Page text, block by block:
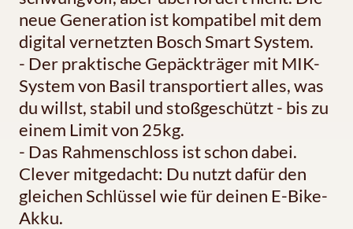
neue Generation ist kompatibel mit dem
digital vernetzten Bosch Smart System.
- Der praktische Gepäckträger mit MIK-
System von Basil transportiert alles, was
du willst, stabil und stoßgeschützt - bis zu
einem Limit von 25kg.
- Das Rahmenschloss ist schon dabei.
Clever mitgedacht: Du nutzt dafür den
gleichen Schlüssel wie für deinen E-Bike-
Akku.